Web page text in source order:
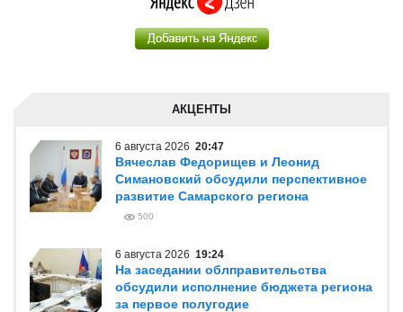
АКЦЕНТЫ
6 августа 2026 20:47
Вячеслав Федорищев и Леонид
Симановский обсудили перспективное
развитие Самарского региона
500
6 августа 2026 19:24
На заседании облправительства
обсудили исполнение бюджета региона
за первое полугодие